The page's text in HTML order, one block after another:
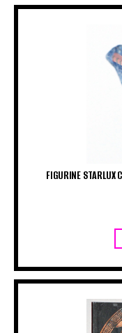
FIGURINE STARLUX